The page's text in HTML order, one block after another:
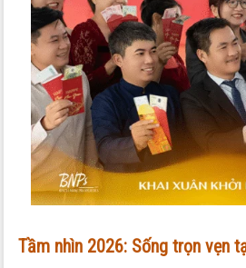
Tầm nhìn 2026: Sống trọn vẹn